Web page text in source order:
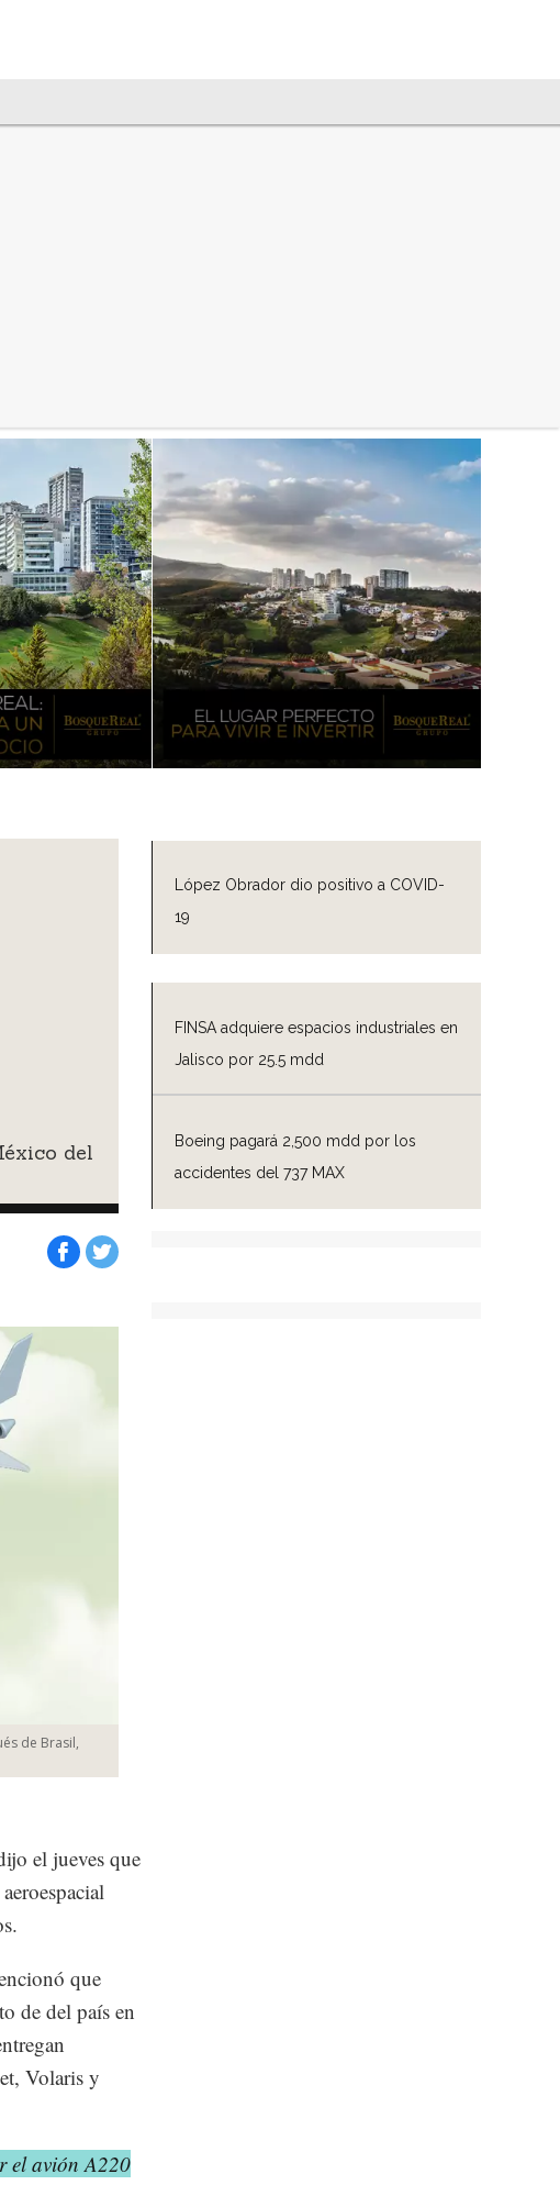
López Obrador dio positivo a COVID-
19
FINSA adquiere espacios industriales en
Jalisco por 25.5 mdd
Boeing pagará 2,500 mdd por los
accidentes del 737 MAX
del
de Brasil,
el jueves que
que
de del país en
Volaris y
el avión A220